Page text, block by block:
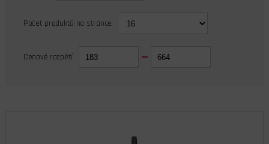
Počet produktů na stránce
Cenové rozpětí